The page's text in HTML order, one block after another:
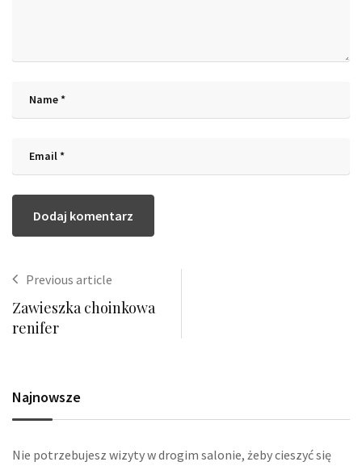
Previous article
Zawieszka choinkowa
renifer
Najnowsze
Nie potrzebujesz wizyty w drogim salonie, żeby cieszyć się